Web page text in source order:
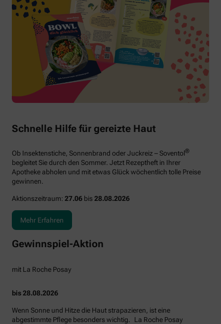
Schnelle Hilfe für gereizte Haut
Ob Insektenstiche, Sonnenbrand oder Juckreiz – Soventol®
begleitet Sie durch den Sommer. Jetzt Rezeptheft in Ihrer
Apotheke abholen und mit etwas Glück wöchentlich tolle Preise
gewinnen.
Aktionszeitraum: 27.06 bis 28.08.2026
Mehr Erfahren
Gewinnspiel-Aktion
mit La Roche Posay
bis 28.08.2026
Wenn Sonne und Hitze die Haut strapazieren, ist eine
abgestimmte Pflege besonders wichtig. La Roche Posay